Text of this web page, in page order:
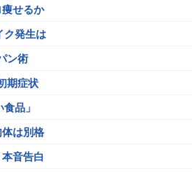
せるか
ク発生は
ン術
期症状
品」
は別格
音告白